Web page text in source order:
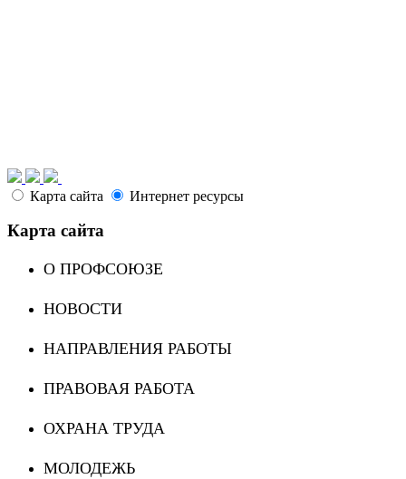
Карта сайта Интернет ресурсы
Карта сайта
О ПРОФСОЮЗЕ
НОВОСТИ
НАПРАВЛЕНИЯ РАБОТЫ
ПРАВОВАЯ РАБОТА
ОХРАНА ТРУДА
МОЛОДЕЖЬ